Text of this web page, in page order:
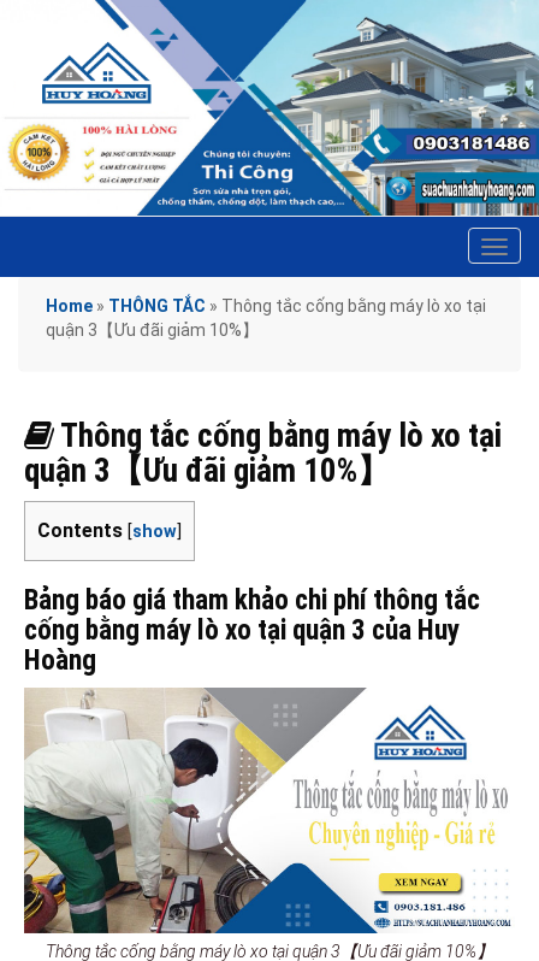
Home » THÔNG TẮC » Thông tắc cống bằng máy lò xo tại
quận 3【Ưu đãi giảm 10%】
Thông tắc cống bằng máy lò xo tại
quận 3【Ưu đãi giảm 10%】
Contents [show]
Bảng báo giá tham khảo chi phí thông tắc
cống bằng máy lò xo tại quận 3 của Huy
Hoàng
Thông tắc cống bằng máy lò xo tại quận 3【Ưu đãi giảm 10%】